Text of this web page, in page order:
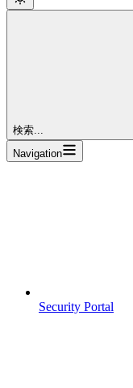
検索...
Navigation
Security Portal